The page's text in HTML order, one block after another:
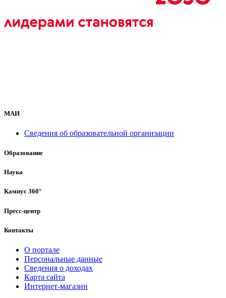
МАИ
Сведения об образовательной организации
Образование
Наука
Кампус 360°
Пресс-центр
Контакты
О портале
Персональные данные
Сведения о доходах
Карта сайта
Интернет-магазин